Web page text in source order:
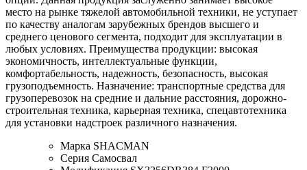
место на рынке тяжелой автомобильной техники, не уступает
по качеству аналогам зарубежных брендов высшего и
среднего ценового сегмента, подходит для эксплуатации в
любых условиях. Преимущества продукции: высокая
экономичность, интеллектуальные функции,
комфортабельность, надежность, безопасность, высокая
грузоподъемность. Назначение: транспортные средства для
грузоперевозок на средние и дальние расстояния, дорожно-
строительная техника, карьерная техника, спецавтотехника
для установки надстроек различного назначения.
Марка SHACMAN
Серия Самосвал